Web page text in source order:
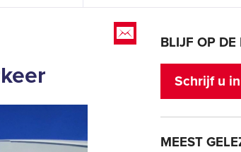
BLIJF OP DE
Schrijf u
MEEST